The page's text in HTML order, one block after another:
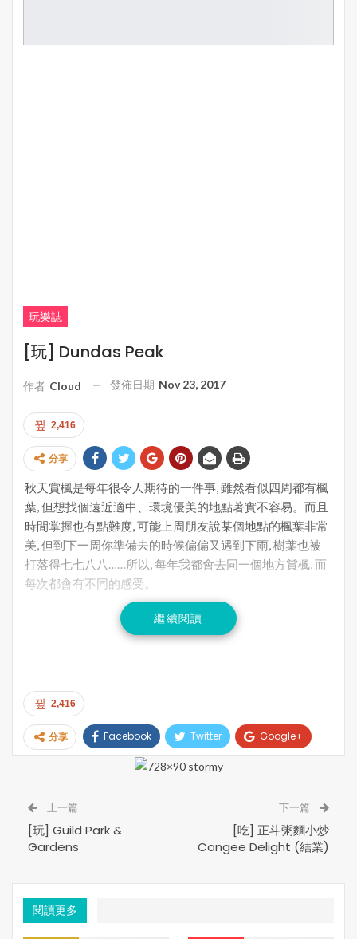
玩樂誌
[玩] Dundas Peak
作者 Cloud 發佈日期 Nov 23, 2017
2,416
分享
秋天賞楓是每年很令人期待的一件事, 雖然看似四周都有楓
葉, 但想找個遠近適中、環境優美的地點著實不容易。而且
時間掌握也有點難度, 可能上周朋友說某個地點的楓葉非常
美, 但到下一周你準備去的時候偏偏又遇到下雨, 樹葉也被
打落得七七八八……所以, 每年我都會去同一個地方賞楓, 而
每次都會有不同的感受。
Dundas Peak 就是一處我很喜歡的秋遊地點。Hamiton 出
名多瀑布，而 Dundus Peak 也是在其中一道出名的瀑布
遠眺, 左邊一大片平原市區, 右邊有漫山色彩繽紛的紅葉, 中
間又有火車穿過, 如果你不畏高的話, 可以坐在懸崖邊, 很有
大地在我腳下的感覺。
提提大家, Dundas Peak 這個賞楓地點非常熱門, 周末去未
畢竟是去親近大自然, 人太多就沒有感覺了……
可，不得轉載***
繼續閱讀
2,416
分享 Facebook Twitter Google+
Pinterest Email
上一篇
[玩] Guild Park &
Gardens
下一篇
[吃] 正斗粥麵小炒
Congee Delight (結業)
閱讀更多